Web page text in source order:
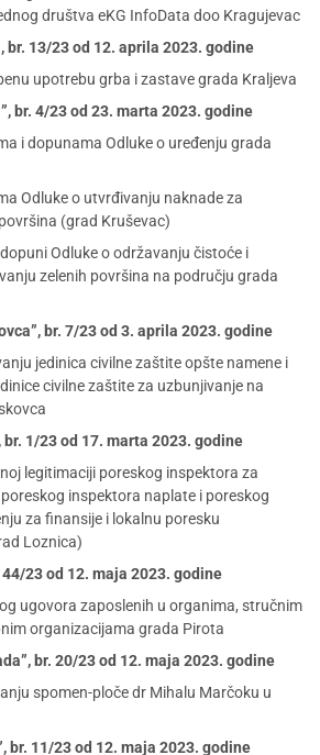
društva eKG InfoData doo Kragujevac
br. 13/23 od 12. aprila 2023. godine
upotrebu grba i zastave grada Kraljeva
br. 4/23 od 23. marta 2023. godine
i dopunama Odluke o uređenju grada
Odluke o utvrđivanju naknade za
(grad Kruševac)
Odluke o održavanju čistoće i
zelenih površina na području grada
br. 7/23 od 3. aprila 2023. godine
jedinica civilne zaštite opšte namene i
civilne zaštite za uzbunjivanje na
1/23 od 17. marta 2023. godine
legitimaciji poreskog inspektora za
inspektora naplate i poreskog
za finansije i lokalnu poresku
Loznica)
23 od 12. maja 2023. godine
ugovora zaposlenih u organima, stručnim
organizacijama grada Pirota
br. 20/23 od 12. maja 2023. godine
spomen-ploče dr Mihalu Marčoku u
br. 11/23 od 12. maja 2023. godine